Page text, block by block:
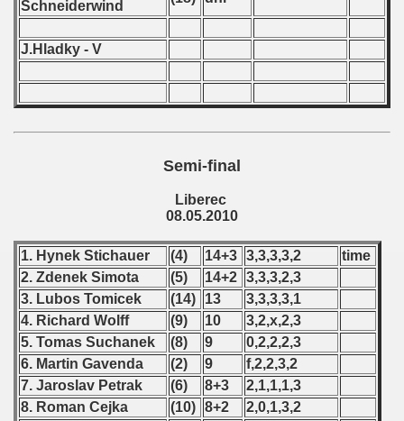
Schneiderwind
J.Hladky - V
Semi-final
Liberec
08.05.2010
1. Hynek Stichauer (4) 14+3 3,3,3,3,2
time
2. Zdenek Simota
(5) 14+2 3,3,3,2,3
3. Lubos Tomicek
(14) 13
3,3,3,3,1
4. Richard Wolff
(9) 10
3,2,x,2,3
5. Tomas Suchanek
(8) 9
0,2,2,2,3
6. Martin Gavenda
(2) 9
f,2,2,3,2
7. Jaroslav Petrak
(6) 8+3
2,1,1,1,3
8. Roman Cejka
(10) 8+2
2,0,1,3,2
1984
- 1990
- 1991
- 1992
- 1993
- 1994